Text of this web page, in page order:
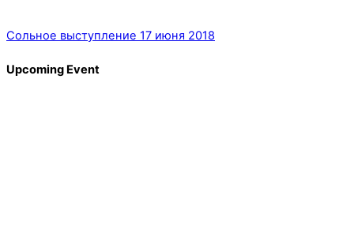
Сольное выступление 17 июня 2018
Upcoming Event